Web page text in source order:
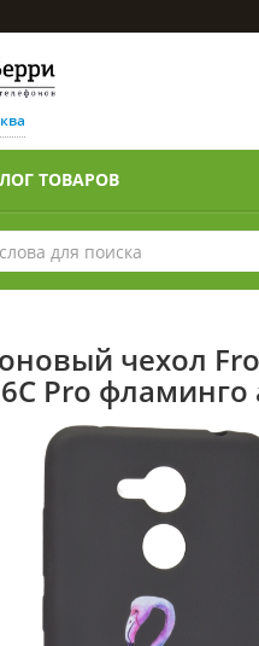
ТОВАРОВ
чехол
Pro фламинго